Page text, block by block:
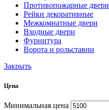
Противопожарные двери
Рейки декоративные
Межкомнатные двери
Входные двери
Фурнитура
Ворота и рольставни
Закрыть
Цена
Минимальная цена